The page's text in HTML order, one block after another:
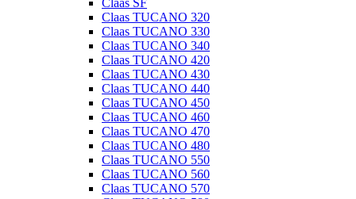
Claas SF
Claas TUCANO 320
Claas TUCANO 330
Claas TUCANO 340
Claas TUCANO 420
Claas TUCANO 430
Claas TUCANO 440
Claas TUCANO 450
Claas TUCANO 460
Claas TUCANO 470
Claas TUCANO 480
Claas TUCANO 550
Claas TUCANO 560
Claas TUCANO 570